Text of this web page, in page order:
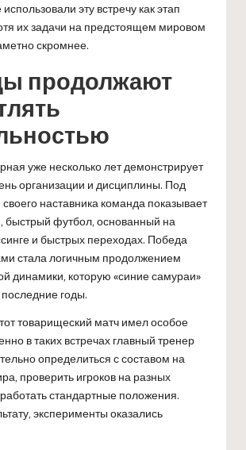
эту встречу как этап
их задачи на предстоящем мировом
скромнее.
продолжают
уже несколько лет демонстрирует
организации и дисциплины. Под
наставника команда показывает
быстрый футбол, основанный на
и быстрых переходах. Победа
стала логичным продолжением
динамики, которую «синие самураи»
годы.
товарищеский матч имел особое
в таких встречах главный тренер
определиться с составом на
проверить игроков на разных
стандартные положения.
эксперименты оказались